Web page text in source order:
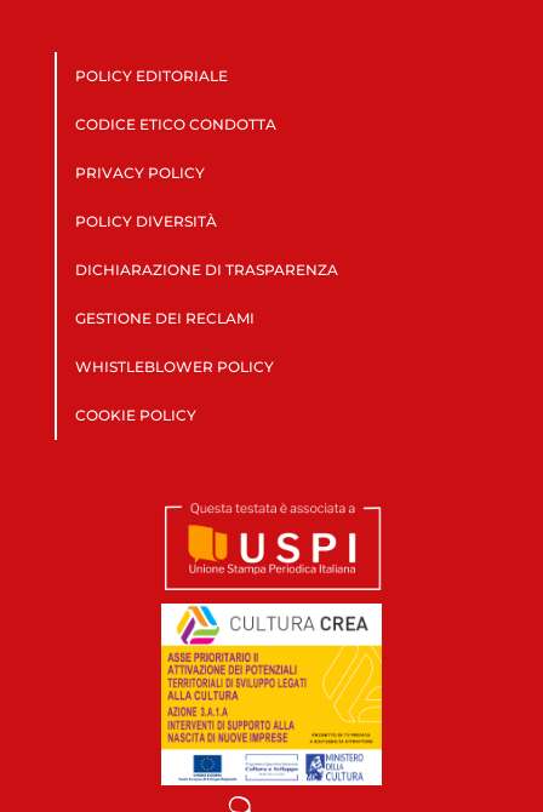
POLICY EDITORIALE
CODICE ETICO CONDOTTA
PRIVACY POLICY
POLICY DIVERSITÀ
DICHIARAZIONE DI TRASPARENZA
GESTIONE DEI RECLAMI
WHISTLEBLOWER POLICY
COOKIE POLICY